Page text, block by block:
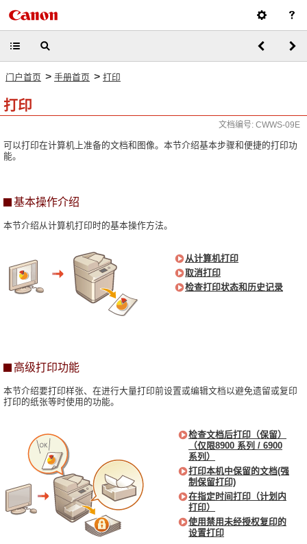
门户首页 > 手册首页 > 打印
打印
文档编号: CWWS-09E
可以打印在计算机上准备的文档和图像。本节介绍基本步骤和便捷的打印功
能。
基本操作介绍
本节介绍从计算机打印时的基本操作方法。
从计算机打印
取消打印
检查打印状态和历史记录
高级打印功能
本节介绍要打印样张、在进行大量打印前设置或编辑文档以避免遗留或复印
打印的纸张等时使用的功能。
检查文档后打印（保留）
（仅限8900 系列 / 6900
系列）
打印本机中保留的文档(强
制保留打印)
在指定时间打印（计划内
打印）
使用禁用未经授权复印的
设置打印